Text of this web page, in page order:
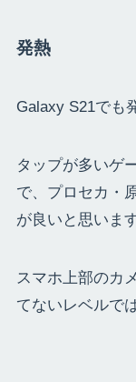
発熱
Galaxy S21でも
タップが多いゲ
で、プロセカ・
が良いと思います
スマホ上部のカ
てないレベルで